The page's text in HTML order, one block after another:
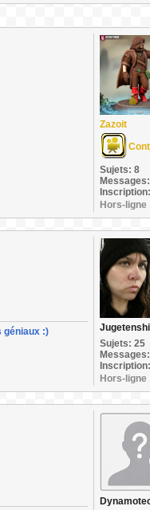
Zazoit
Sujets: 8
Hors-ligne
géniaux :)
Jugetenshi
Sujets: 25
Hors-ligne